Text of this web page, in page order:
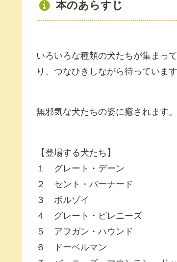
本のあらすじ
いろいろな種類の犬たちが集まっ
り、つなひきしながら待っていま
無邪気な犬たちの姿に癒されます
【登場する犬たち】
１ グレート・デーン
２ セント・バーナード
３ ボルゾイ
４ グレート・ピレニーズ
５ アフガン・ハウンド
６ ドーベルマン